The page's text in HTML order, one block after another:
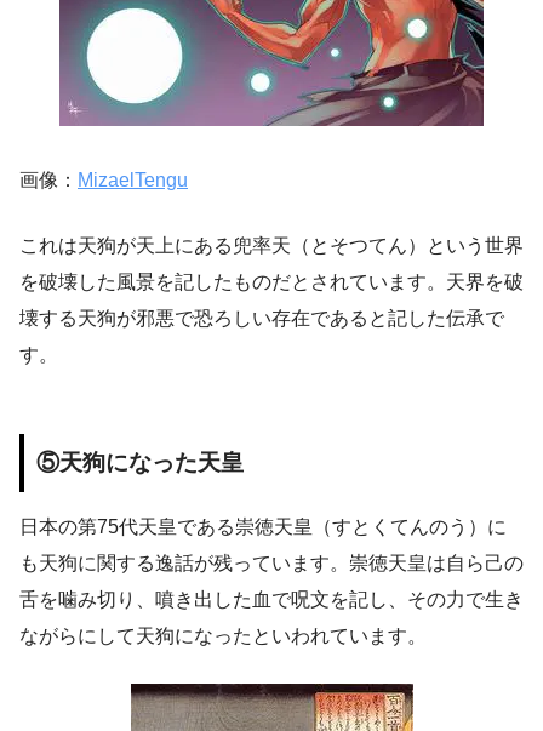
画像： MizaelTengu
これは天狗が天上にある兜率天（とそつてん）という世界
を破壊した風景を記したものだとされています。天界を破
壊する天狗が邪悪で恐ろしい存在であると記した伝承で
す。
⑤天狗になった天皇
日本の第75代天皇である崇徳天皇（すとくてんのう）に
も天狗に関する逸話が残っています。崇徳天皇は自ら己の
舌を噛み切り、噴き出した血で呪文を記し、その力で生き
ながらにして天狗になったといわれています。